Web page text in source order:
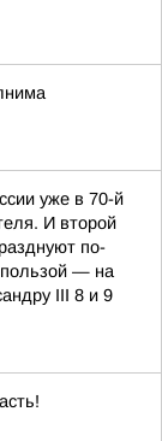
уже в 70-й
И второй
по-
— на
III 8 и 9